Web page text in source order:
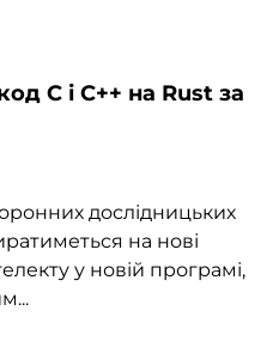
C і C++ на Rust за
дослідницьких
на нові
у новій програмі,